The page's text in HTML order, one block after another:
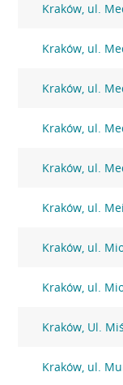
Kraków, ul.
Kraków, ul.
Kraków, ul.
Kraków, ul.
Kraków, ul.
Kraków, ul.
Kraków, ul.
Kraków, ul.
Kraków, Ul.
Kraków, ul.